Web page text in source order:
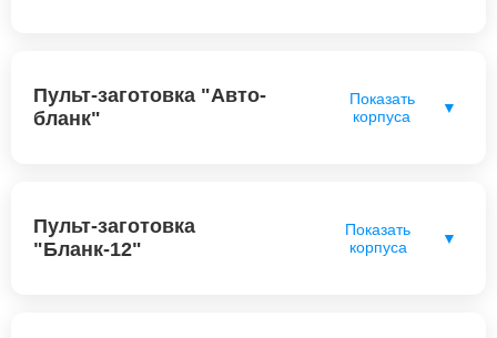
Пульт-заготовка "Авто-
бланк"
Показать
корпуса
▼
Пульт-заготовка
"Бланк-12"
Показать
корпуса
▼